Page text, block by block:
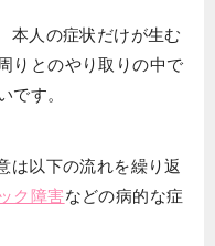
本人の症状だけが生む
りとのやり取りの中で
です。
は以下の流れを繰り返
ク障害などの病的な症